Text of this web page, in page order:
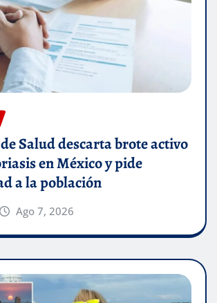
Salud descarta brote activo
en México y pide
a la población
Ago 7, 2026